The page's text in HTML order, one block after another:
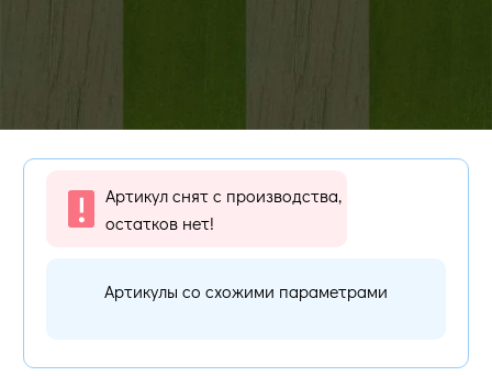
Артикул снят с производства,
остатков нет!
Артикулы со схожими параметрами